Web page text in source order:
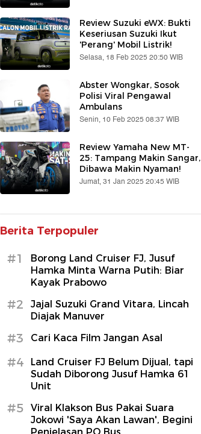
Review Suzuki eWX: Bukti
Keseriusan Suzuki Ikut
'Perang' Mobil Listrik!
Selasa, 18 Feb 2025 20:50 WIB
Abster Wongkar, Sosok
Polisi Viral Pengawal
Ambulans
Senin, 10 Feb 2025 08:37 WIB
Review Yamaha New MT-
25: Tampang Makin Sangar,
Dibawa Makin Nyaman!
Jumat, 31 Jan 2025 20:45 WIB
Berita Terpopuler
#1
Borong Land Cruiser FJ, Jusuf
Hamka Minta Warna Putih: Biar
Kayak Prabowo
#2
Jajal Suzuki Grand Vitara, Lincah
Diajak Manuver
#3 Cari Kaca Film Jangan Asal
#4
Land Cruiser FJ Belum Dijual, tapi
Sudah Diborong Jusuf Hamka 61
Unit
#5
Viral Klakson Bus Pakai Suara
Jokowi 'Saya Akan Lawan', Begini